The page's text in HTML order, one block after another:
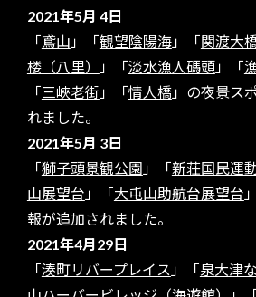
2021年5月 4日
「鳶山 」「観望陰陽海」「関渡大
楼（八里）
」「淡水漁人碼頭」「
「三峽老街 」「情人橋」の夜景ス
れました。
2021年5月 3日
「獅子頭景観公園 」「新荘国民運
山展望台 」「大屯山助航台展望台
報が追加されました。
2021年4月29日
「湊町リバープレイス 」「泉大津